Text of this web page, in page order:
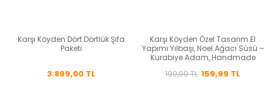
Karşı Köyden Dört Dörtlük Şifa
Paketi
3.899,00 TL
Karşı Köyden Özel Tasarım El
Yapımı Yılbaşı, Noel Ağacı Süsü –
Kurabiye Adam, Handmade
Gingerbread Man
199,99 TL 159,99 TL